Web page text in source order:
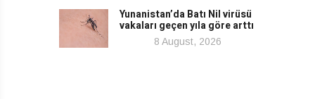
Yunanistan’da Batı Nil virüsü
vakaları geçen yıla göre arttı
8 August, 2026